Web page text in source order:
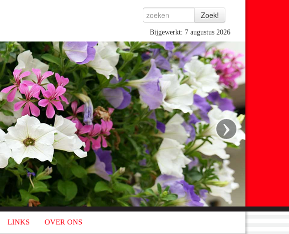
Bijgewerkt: 7 augustus 2026
›
LINKS OVER ONS